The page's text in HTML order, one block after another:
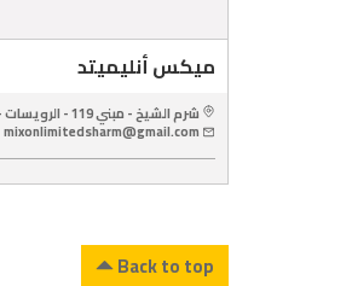
ميكس أنليميتد
شرم الشيخ - مبني 119 - الرويسات – شرم الشيخ – جنوب سيناء
mixonlimitedsharm@gmail.com
Back to top